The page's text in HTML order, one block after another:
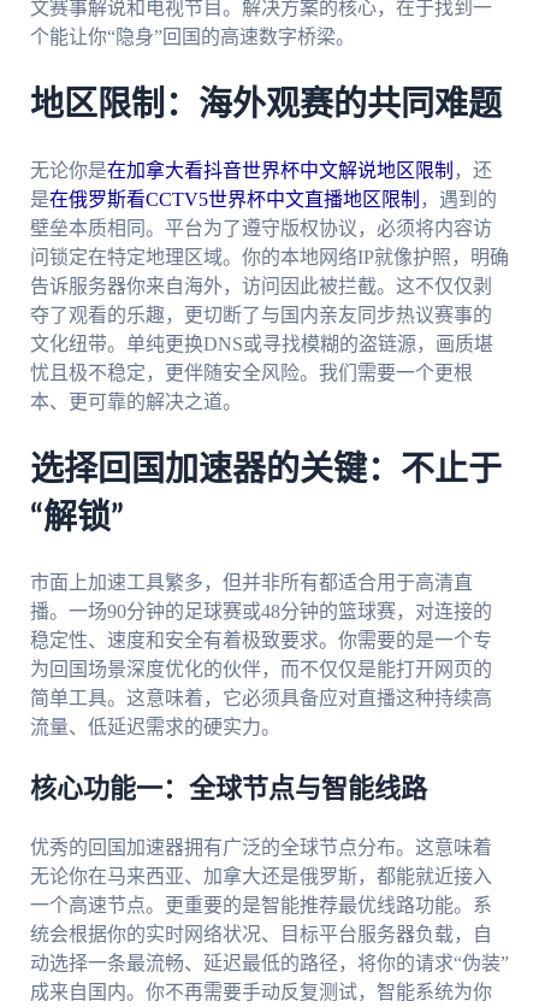
文赛事解说和电视节目。解决方案的核心，在于找到一
个能让你“隐身”回国的高速数字桥梁。
地区限制：海外观赛的共同难题
无论你是在加拿大看抖音世界杯中文解说地区限制 ，还
是在俄罗斯看CCTV5世界杯中文直播地区限制 ，遇到的
壁垒本质相同。平台为了遵守版权协议，必须将内容访
问锁定在特定地理区域。你的本地网络IP就像护照，明确
告诉服务器你来自海外，访问因此被拦截。这不仅仅剥
夺了观看的乐趣，更切断了与国内亲友同步热议赛事的
文化纽带。单纯更换DNS或寻找模糊的盗链源，画质堪
忧且极不稳定，更伴随安全风险。我们需要一个更根
本、更可靠的解决之道。
选择回国加速器的关键：不止于
“解锁”
市面上加速工具繁多，但并非所有都适合用于高清直
播。一场90分钟的足球赛或48分钟的篮球赛，对连接的
稳定性、速度和安全有着极致要求。你需要的是一个专
为回国场景深度优化的伙伴，而不仅仅是能打开网页的
简单工具。这意味着，它必须具备应对直播这种持续高
流量、低延迟需求的硬实力。
核心功能一：全球节点与智能线路
优秀的回国加速器拥有广泛的全球节点分布。这意味着
无论你在马来西亚、加拿大还是俄罗斯，都能就近接入
一个高速节点。更重要的是智能推荐最优线路功能。系
统会根据你的实时网络状况、目标平台服务器负载，自
动选择一条最流畅、延迟最低的路径，将你的请求“伪装”
成来自国内。你不再需要手动反复测试，智能系统为你